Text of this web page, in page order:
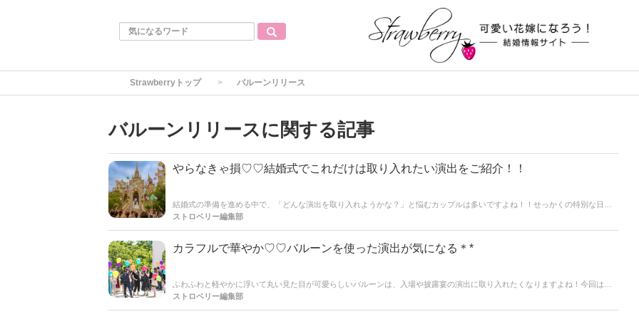
Strawberryトップ バルーンリリース
バルーンリリースに関する記事
やらなきゃ損♡♡結婚式でこれだけは取り入れたい演出をご紹介！！
結婚式の準備を進める中で、「どんな演出を取り入れようかな？」と悩むカップルは多いですよね！！せっかくの特別な日だ
からこそ、「やってよかった！」と思えるような演出を取り入れたいもの♡そこで今回の記事では、実際に結婚式を挙げた卒
ストロベリー編集部
カラフルで華やか♡♡バルーンを使った演出が気になる＊*
ふわふわと軽やかに浮いて丸い見た目が可愛らしいバルーンは、入場や披露宴の演出に取り入れたくなりますよね！今回はバ
ルーンを使った演出をご紹介します。
ストロベリー編集部